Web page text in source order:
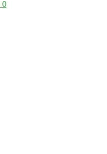
0